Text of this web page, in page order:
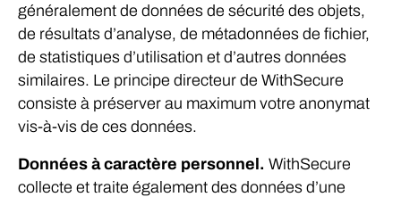
généralement de données de sécurité des objets,
de résultats d’analyse, de métadonnées de fichier,
de statistiques d’utilisation et d’autres données
similaires. Le principe directeur de WithSecure
consiste à préserver au maximum votre anonymat
vis-à-vis de ces données.
Données à caractère personnel. WithSecure
collecte et traite également des données d’une